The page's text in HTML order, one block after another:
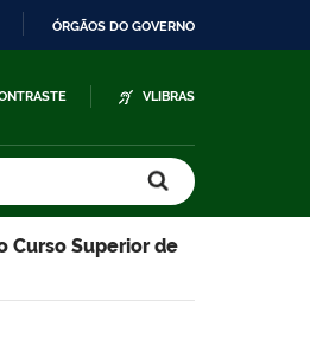
ÓRGÃOS DO GOVERNO
VLIBRAS
Curso Superior de